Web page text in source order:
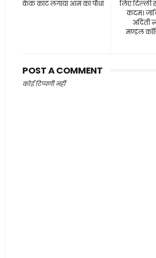
लिए दिल्ली
कदम।
अदिती
मण्डल
केक काट लगाया आम का पौधा
POST A COMMENT
कोई टिप्पणी नहीं